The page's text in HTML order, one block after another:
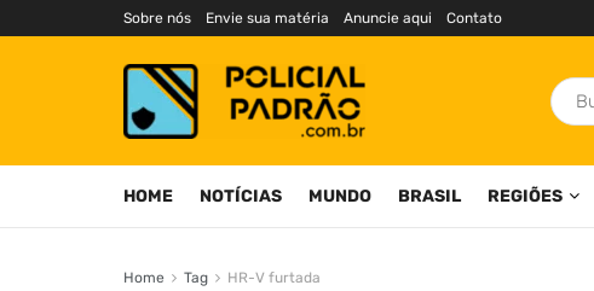
Sobre nós Envie sua matéria Anuncie aqui Contato
HOME NOTÍCIAS MUNDO BRASIL REGIÕES
Home Tag HR-V furtada